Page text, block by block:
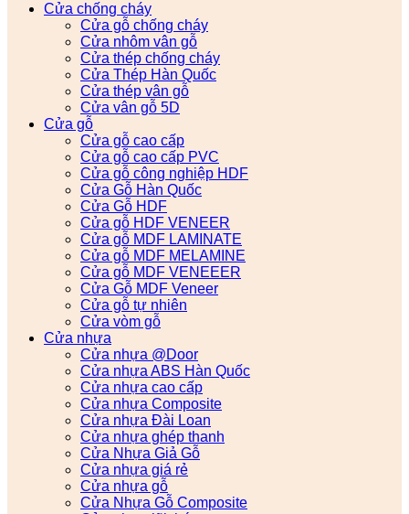
Cửa chống cháy
Cửa gỗ chống cháy
Cửa nhôm vân gỗ
Cửa thép chống cháy
Cửa Thép Hàn Quốc
Cửa thép vân gỗ
Cửa vân gỗ 5D
Cửa gỗ
Cửa gỗ cao cấp
Cửa gỗ cao cấp PVC
Cửa gỗ công nghiệp HDF
Cửa Gỗ Hàn Quốc
Cửa Gỗ HDF
Cửa gỗ HDF VENEER
Cửa gỗ MDF LAMINATE
Cửa gỗ MDF MELAMINE
Cửa gỗ MDF VENEEER
Cửa Gỗ MDF Veneer
Cửa gỗ tự nhiên
Cửa vòm gỗ
Cửa nhựa
Cửa nhựa @Door
Cửa nhựa ABS Hàn Quốc
Cửa nhựa cao cấp
Cửa nhựa Composite
Cửa nhựa Đài Loan
Cửa nhựa ghép thanh
Cửa Nhựa Giả Gỗ
Cửa nhựa giá rẻ
Cửa nhựa gỗ
Cửa Nhựa Gỗ Composite